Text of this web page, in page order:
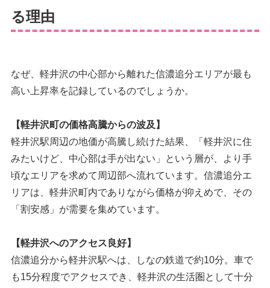
る理由
なぜ、軽井沢の中心部から離れた信濃追分エリアが最も
高い上昇率を記録しているのでしょうか。
【軽井沢町の価格高騰からの波及】
軽井沢駅周辺の地価が高騰し続けた結果、「軽井沢に住
みたいけど、中心部は手が出ない」という層が、より手
頃なエリアを求めて周辺部へ流れています。信濃追分エ
リアは、軽井沢町内でありながら価格が抑えめで、その
「割安感」が需要を集めています。
【軽井沢へのアクセス良好】
信濃追分から軽井沢駅へは、しなの鉄道で約10分。車で
も15分程度でアクセスでき、軽井沢の生活圏として十分